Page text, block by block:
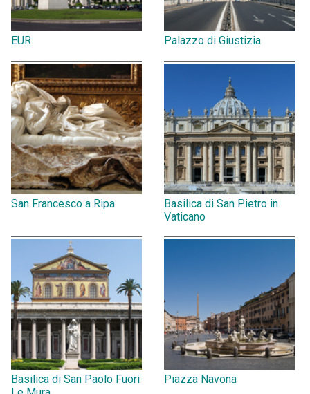
EUR Palazzo di Giustizia
San Francesco a Ripa
Basilica di San Pietro in
Vaticano
Basilica di San Paolo Fuori
Piazza Navona